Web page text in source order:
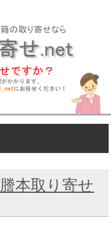
本取り寄せ